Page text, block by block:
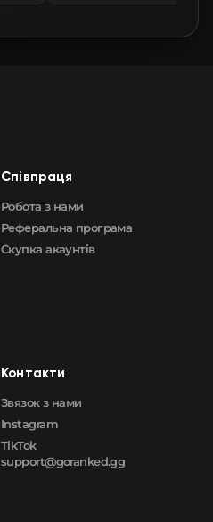
Cпівпраця
Робота з нами
Реферальна програма
Скупка акаунтів
Контакти
Звязок з нами
Instagram
TikTok
support@goranked.gg